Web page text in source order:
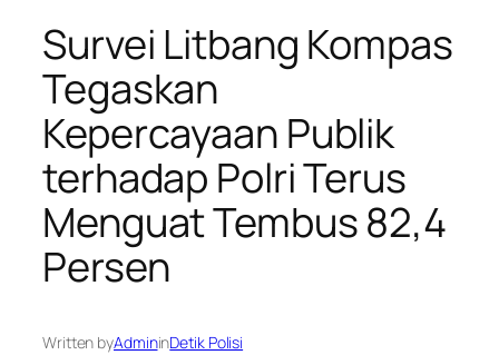
Survei Litbang Kompas
Tegaskan
Kepercayaan Publik
terhadap Polri Terus
Menguat Tembus 82,4
Persen
Written byAdmininDetik Polisi